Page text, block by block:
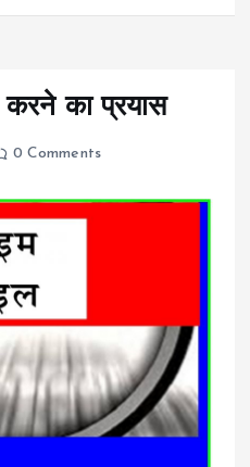
का प्रयास
0 Comments